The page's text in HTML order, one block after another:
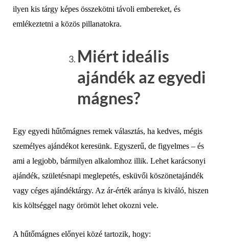
ilyen kis tárgy képes összekötni távoli embereket, és
emlékeztetni a közös pillanatokra.
Miért ideális
ajándék az egyedi
mágnes?
Egy egyedi hűtőmágnes remek választás, ha kedves, mégis
személyes ajándékot keresünk. Egyszerű, de figyelmes – és
ami a legjobb, bármilyen alkalomhoz illik. Lehet karácsonyi
ajándék, születésnapi meglepetés, esküvői köszönetajándék
vagy céges ajándéktárgy. Az ár-érték aránya is kiváló, hiszen
kis költséggel nagy örömöt lehet okozni vele.
A hűtőmágnes előnyei közé tartozik, hogy: